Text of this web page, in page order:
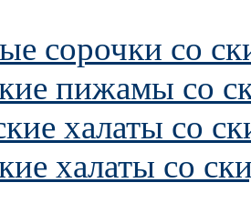
сорочки со
пижамы со
халаты со
халаты со